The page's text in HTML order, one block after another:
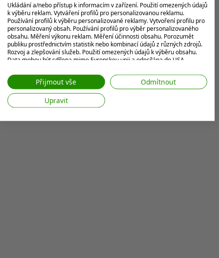
Ukládání a/nebo přístup k informacím v zařízení. Použití omezených údajů
k výběru reklam. Vytváření profilů pro personalizovanou reklamu.
Používání profilů k výběru personalizované reklamy. Vytvoření profilu pro
personalizovaný obsah. Používání profilů pro výběr personalizovaného
obsahu. Měření výkonu reklam. Měření účinnosti obsahu. Porozumět
publiku prostřednictvím statistik nebo kombinací údajů z různých zdrojů.
Rozvoj a zlepšování služeb. Použití omezených údajů k výběru obsahu.
Data mohou být sdílena mimo Evropskou unii a odesílána do USA.
web/aplikaci.
Zobrazit seznam partnerů (7 Prodejci IAB)
Vaše údaje používáme pro následující účely:
Přijmout vše
Odmítnout
Upravit